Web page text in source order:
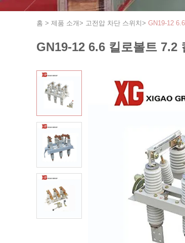
홈 > 제품 소개> 고전압 차단 스위치> GN19-12
GN19-12 6.6 킬로볼트 7.2